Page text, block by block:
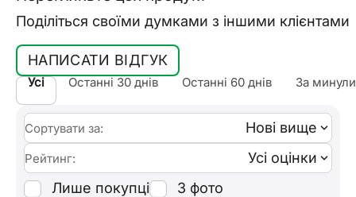
Поділіться своїми думками з іншими клієнтами
НАПИСАТИ ВІДГУК
Усі Останні 30 днів Останні 60 днів За
Сортувати за: Нові вище
Рейтинг:
Усі оцінки
Лише покупці
З фото